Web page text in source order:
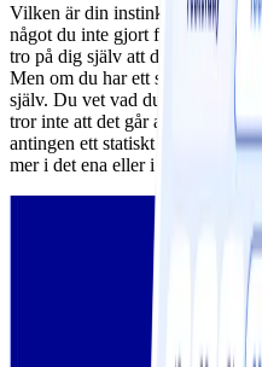
Vilken är din instinktiva tanke
något du inte gjort förut? Om du
tro på dig själv att du med viss
Men om du har ett statiskt
själv. Du vet vad du kan göra
tror inte att det går att förändra.
antingen ett statiskt eller ett
mer i det ena eller i det andra